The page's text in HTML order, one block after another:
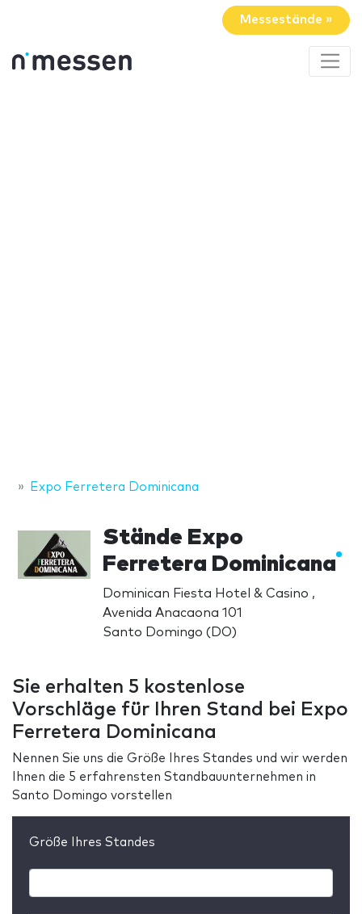
Messestände »
Expo Ferretera Dominicana
Stände Expo
Ferretera Dominicana
Dominican Fiesta Hotel & Casino ,
Avenida Anacaona 101
Santo Domingo (DO)
Sie erhalten 5 kostenlose
Vorschläge für Ihren Stand bei Expo
Ferretera Dominicana
Nennen Sie uns die Größe Ihres Standes und wir werden
Ihnen die 5 erfahrensten Standbauunternehmen in
Santo Domingo vorstellen
Größe Ihres Standes